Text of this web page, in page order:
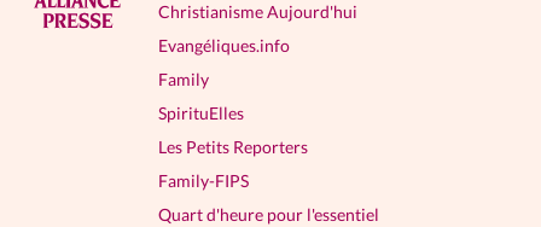
Christianisme Aujourd'hui
Evangéliques.info
Family
SpirituElles
Les Petits Reporters
Family-FIPS
Quart d'heure pour l'essentiel